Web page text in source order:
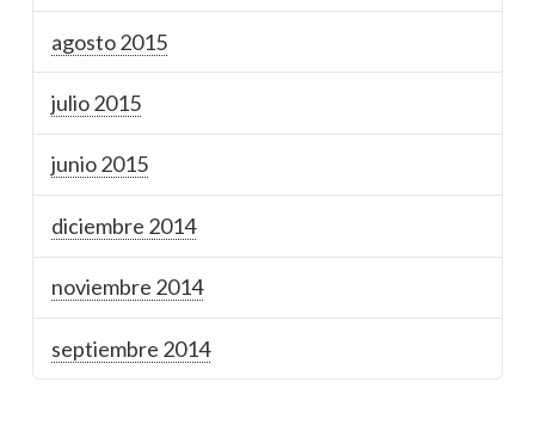
agosto 2015
julio 2015
junio 2015
diciembre 2014
noviembre 2014
septiembre 2014